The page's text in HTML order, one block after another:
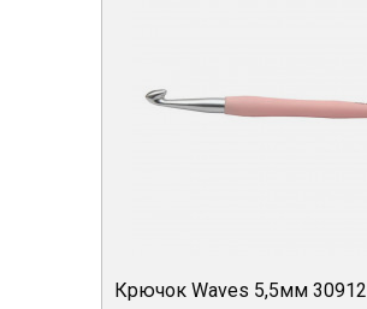
Крючок Waves 5,5мм 30912